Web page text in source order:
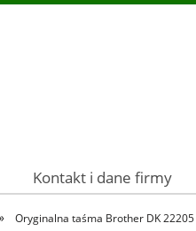
Kontakt i dane firmy
Oryginalna taśma Brother DK